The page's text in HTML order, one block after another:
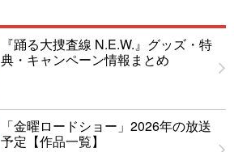
『踊る大捜査線 N.E.W.』グッズ・特
典・キャンペーン情報まとめ
「金曜ロードショー」2026年の放送
予定【作品一覧】